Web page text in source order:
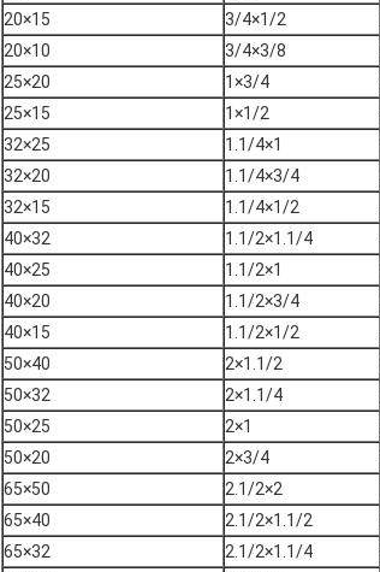
20×15
3/4×1/2
20×10
3/4×3/8
25×20
1×3/4
25×15
1×1/2
32×25
1.1/4×1
32×20
1.1/4×3/4
32×15
1.1/4×1/2
40×32
1.1/2×1.1/4
40×25
1.1/2×1
40×20
1.1/2×3/4
40×15
1.1/2×1/2
50×40
2×1.1/2
50×32
2×1.1/4
50×25
2×1
50×20
2×3/4
65×50
2.1/2×2
65×40
2.1/2×1.1/2
65×32
2.1/2×1.1/4